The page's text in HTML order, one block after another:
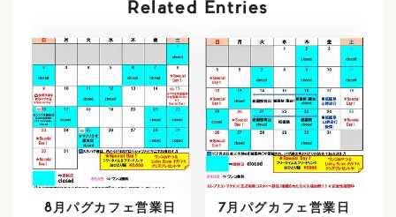
Related Entries
8月パグカフェ営業日
7月パグカフェ営業日